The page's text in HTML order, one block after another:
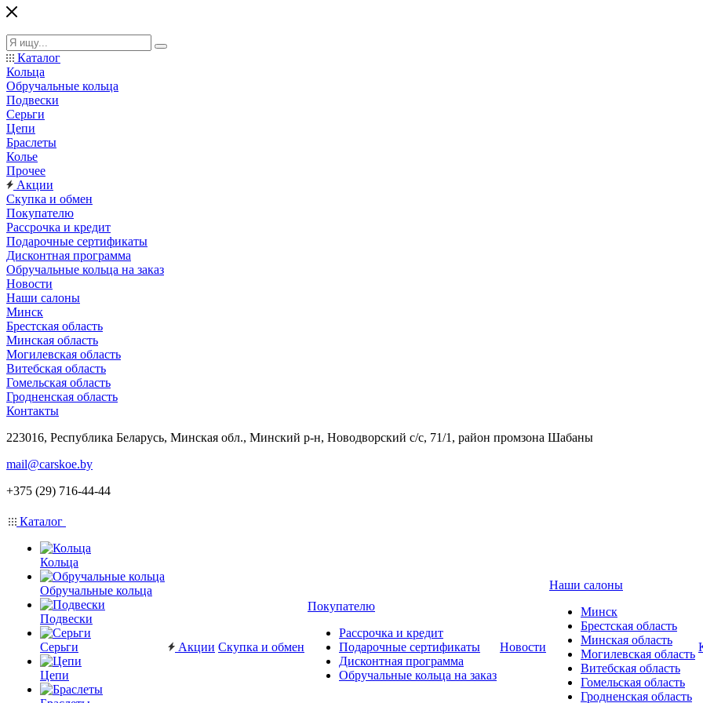
Каталог
Кольца
Обручальные кольца
Подвески
Серьги
Цепи
Браслеты
Колье
Прочее
Акции
Скупка и обмен
Покупателю
Рассрочка и кредит
Подарочные сертификаты
Дисконтная программа
Обручальные кольца на заказ
Новости
Наши салоны
Минск
Брестская область
Минская область
Могилевская область
Витебская область
Гомельская область
Гродненская область
Контакты
223016, Республика Беларусь, Минская обл., Минский р-н, Новодворский с/с, 71/1, район промзона Шабаны
mail@carskoe.by
+375 (29) 716-44-44
Каталог
Кольца
Обручальные кольца
Подвески
Серьги
Цепи
Акции Скупка и обмен
Покупателю
Рассрочка и кредит
Подарочные сертификаты
Дисконтная программа
Обручальные кольца на заказ
Новости
Наши салоны
Минск
Брестская область
Минская область
Могилевская область
Витебская область
Гомельская область
Гродненская область